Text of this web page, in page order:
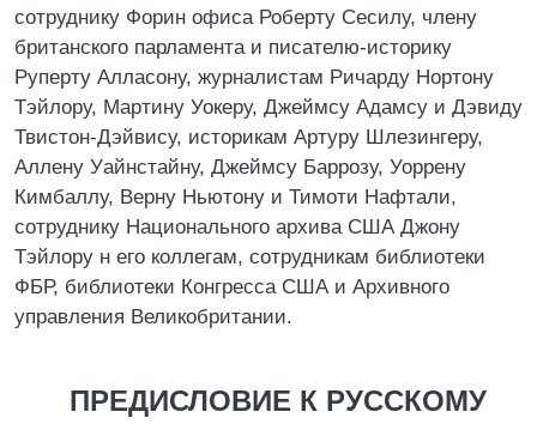
сотруднику Форин офиса Роберту Сесилу, члену
британского парламента и писателю-историку
Руперту Алласону, журналистам Ричарду Нортону
Тэйлору, Мартину Уокеру, Джеймсу Адамсу и Дэвиду
Твистон-Дэйвису, историкам Артуру Шлезингеру,
Аллену Уайнстайну, Джеймсу Баррозу, Уоррену
Кимбаллу, Верну Ньютону и Тимоти Нафтали,
сотруднику Национального архива США Джону
Тэйлору н его коллегам, сотрудникам библиотеки
ФБР, библиотеки Конгресса США и Архивного
управления Великобритании.
ПРЕДИСЛОВИЕ К РУССКОМУ